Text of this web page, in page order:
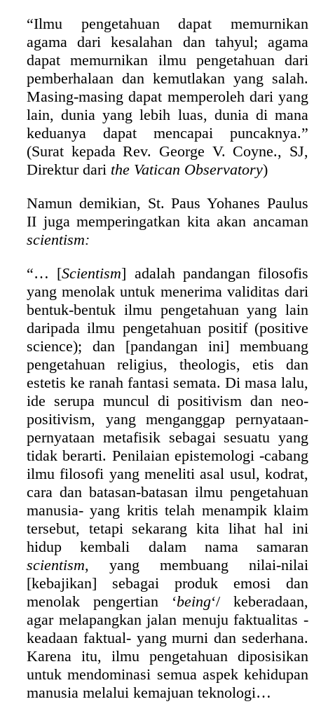
“Ilmu pengetahuan dapat memurnikan
agama dari kesalahan dan tahyul; agama
dapat memurnikan ilmu pengetahuan dari
pemberhalaan dan kemutlakan yang salah.
Masing-masing dapat memperoleh dari yang
lain, dunia yang lebih luas, dunia di mana
keduanya dapat mencapai puncaknya.”
(Surat kepada Rev. George V. Coyne., SJ,
Direktur dari the Vatican Observatory)
Namun demikian, St. Paus Yohanes Paulus
II juga memperingatkan kita akan ancaman
scientism:
“… [Scientism] adalah pandangan filosofis
yang menolak untuk menerima validitas dari
bentuk-bentuk ilmu pengetahuan yang lain
daripada ilmu pengetahuan positif (positive
science); dan [pandangan ini] membuang
pengetahuan religius, theologis, etis dan
estetis ke ranah fantasi semata. Di masa lalu,
ide serupa muncul di positivism dan neo-
positivism, yang menganggap pernyataan-
pernyataan metafisik sebagai sesuatu yang
tidak berarti. Penilaian epistemologi -cabang
ilmu filosofi yang meneliti asal usul, kodrat,
cara dan batasan-batasan ilmu pengetahuan
manusia- yang kritis telah menampik klaim
tersebut, tetapi sekarang kita lihat hal ini
hidup kembali dalam nama samaran
scientism, yang membuang nilai-nilai
[kebajikan] sebagai produk emosi dan
menolak pengertian ‘being‘/ keberadaan,
agar melapangkan jalan menuju faktualitas -
keadaan faktual- yang murni dan sederhana.
Karena itu, ilmu pengetahuan diposisikan
untuk mendominasi semua aspek kehidupan
manusia melalui kemajuan teknologi…